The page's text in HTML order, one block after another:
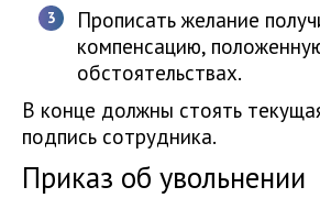
Прописать желание
компенсацию,
обстоятельствах.
В конце должны стоять
подпись сотрудника.
Приказ об увольнении